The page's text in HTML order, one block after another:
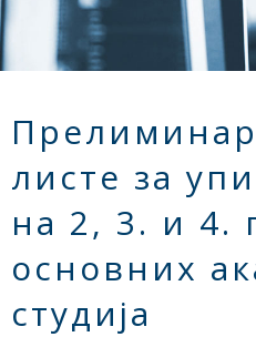
листе за
на 2, 3. и 4.
основних
студија